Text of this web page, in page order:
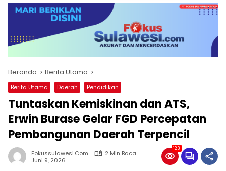
Beranda Berita Utama
Berita Utama Daerah Pendidikan
Tuntaskan Kemiskinan dan ATS,
Erwin Burase Gelar FGD Percepatan
Pembangunan Daerah Terpencil
Fokussulawesi.com
2 Min Baca
Juni 9, 2026
123